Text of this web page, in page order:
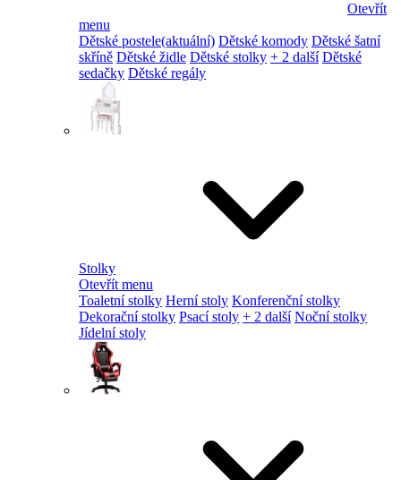
Otevřít
menu
Dětské postele(aktuální) Dětské komody Dětské šatní
skříně Dětské židle Dětské stolky + 2 další Dětské
sedačky Dětské regály
Stolky
Otevřít menu
Toaletní stolky Herní stoly Konferenční stolky
Dekorační stolky Psací stoly + 2 další Noční stolky
Jídelní stoly